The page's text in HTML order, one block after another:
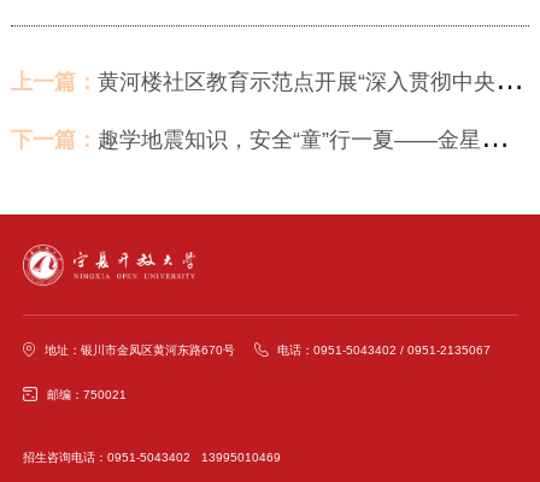
上一篇： 黄河楼社区教育示范点开展“深入贯彻中央八项规定精神 点亮微心愿之光”主题党日活动
下一篇： 趣学地震知识，安全“童”行一夏——金星镇金星花园社区示范点举办地震安全知识讲座
地址：银川市金凤区黄河东路670号 电话：0951-5043402 / 0951-2135067
邮编：750021
招生咨询电话：0951-5043402 13995010469